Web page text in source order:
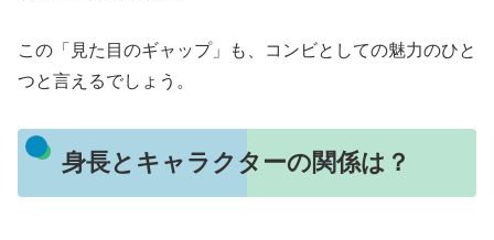
この「見た目のギャップ」も、コンビとしての魅力のひと
つと言えるでしょう。
身長とキャラクターの関係は？